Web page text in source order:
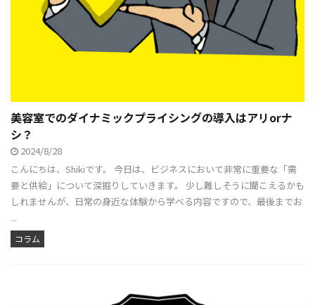
美容室でのダイナミックプライシングの導入はアリorナ
シ？
2024/8/28
こんにちは、Shikiです。 今日は、ビジネスにおいて非常に重要な「需
要と供給」について深掘りしていきます。 少し難しそうに聞こえるかも
しれませんが、日常の身近な体験から学べる内容ですので、最後までお
...
コラム